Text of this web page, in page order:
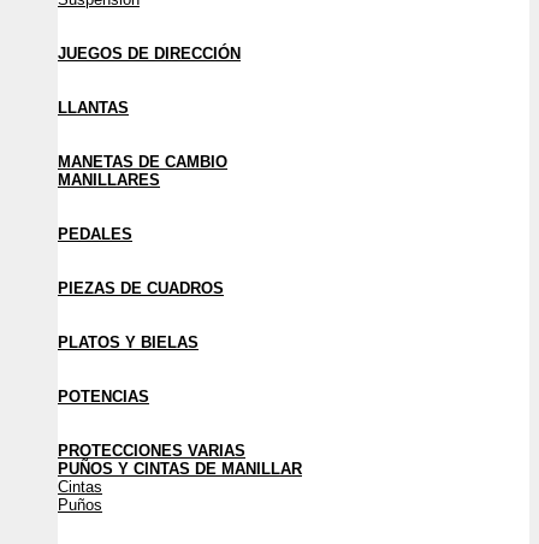
JUEGOS DE DIRECCIÓN
LLANTAS
MANETAS DE CAMBIO
MANILLARES
PEDALES
PIEZAS DE CUADROS
PLATOS Y BIELAS
POTENCIAS
PROTECCIONES VARIAS
PUÑOS Y CINTAS DE MANILLAR
Cintas
Puños